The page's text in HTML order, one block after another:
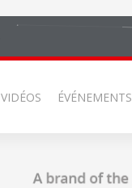
VIDÉOS ÉVÉNEMENTS